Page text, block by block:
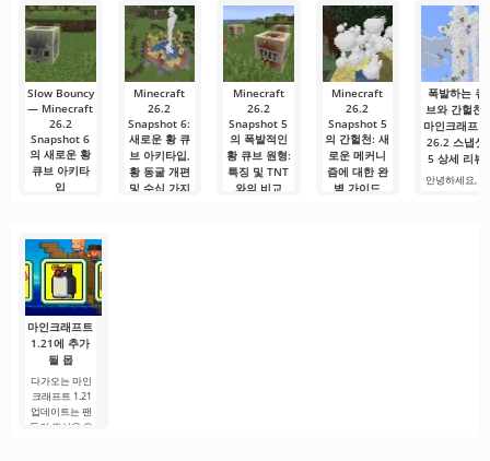
장합니다. 많은
사용자에게 무
료 버전은 모든
편집 요구를
있는 서비스 중
하나입니다. 이
곳에는 최신 미
디어 제품뿐만
아니라
에 달려 있습니
다. 복잡한
루를 시작하거
나 힘든 하루를.
시작할 수
Slow Bouncy
— Minecraft
26.2
Snapshot 6
의 새로운 황
큐브 아키타
입
서 개발자들은
황 큐브를 위한
새로운
Minecraft
26.2
Snapshot 6:
새로운 황 큐
브 아키타입,
황 동굴 개편
및 수십 가지
Minecraft
26.2
Snapshot 5
의 폭발적인
황 큐브 원형:
특징 및 TNT
와의 비교
Minecraft
26.2
Snapshot 5
의 간헐천: 새
로운 메커니
즘에 대한 완
벽 가이드
폭발하는 큐
브와 간헐천:
마인크래프트
26.2 스냅샷
5 상세 리뷰
안녕하세요, 광
마인크래프트
1.21에 추가
될 몹
다가오는 마인
크래프트 1.21
업데이트는 팬
들의 관심을 유